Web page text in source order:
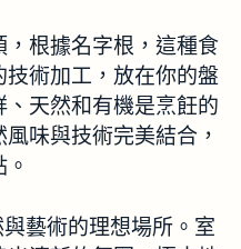
根據名字根，這種食
術加工，放在你的盤
天然和有機是烹飪的
味與技術完美結合，
藝術的理想場所。室